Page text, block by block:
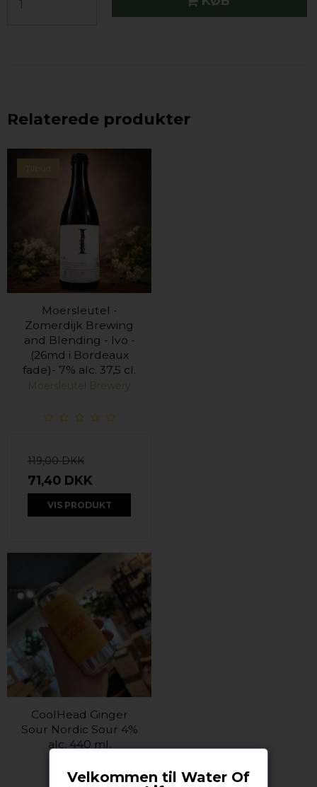
Relaterede produkter
Tilbud
Moersleutel -
Zomerdijk Brewing
and Blending - Ivo -
(26md i Bordeaux
fade)- 7% alc. 37,5 cl.
Moersleutel Brewery
119,00 DKK
71,40 DKK
VIS PRODUKT
CoolHead Ginger
Sour Nordic Sour 4%
alc. 440 ml.
Velkommen til Water Of